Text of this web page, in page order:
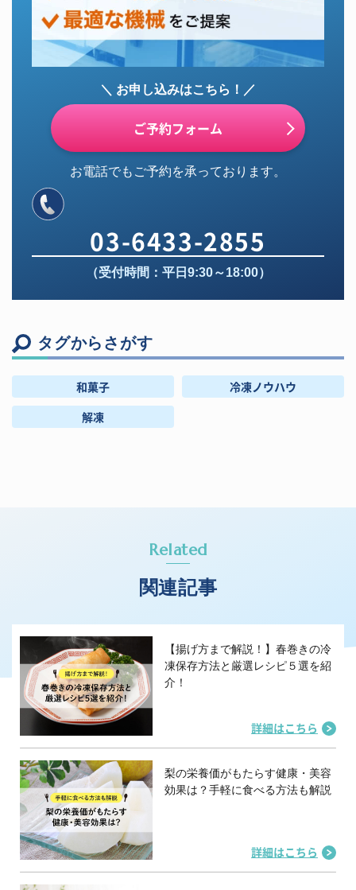
＼ お申し込みはこちら！／
ご予約フォーム
お電話でもご予約を承っております。
03-6433-2855
（受付時間：平日9:30～18:00）
タグからさがす
和菓子
冷凍ノウハウ
解凍
Related
関連記事
【揚げ方まで解説！】春巻きの冷
凍保存方法と厳選レシピ５選を紹
介！
詳細はこちら
梨の栄養価がもたらす健康・美容
効果は？手軽に食べる方法も解説
詳細はこちら